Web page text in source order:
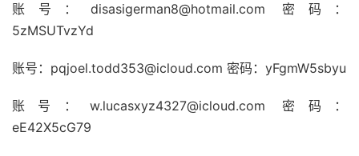
账号：disasigerman8@hotmail.com 密码：
5zMSUTvzYd
账号：pqjoel.todd353@icloud.com 密码：yFgmW5sbyu
账号：w.lucasxyz4327@icloud.com 密码：
eE42X5cG79